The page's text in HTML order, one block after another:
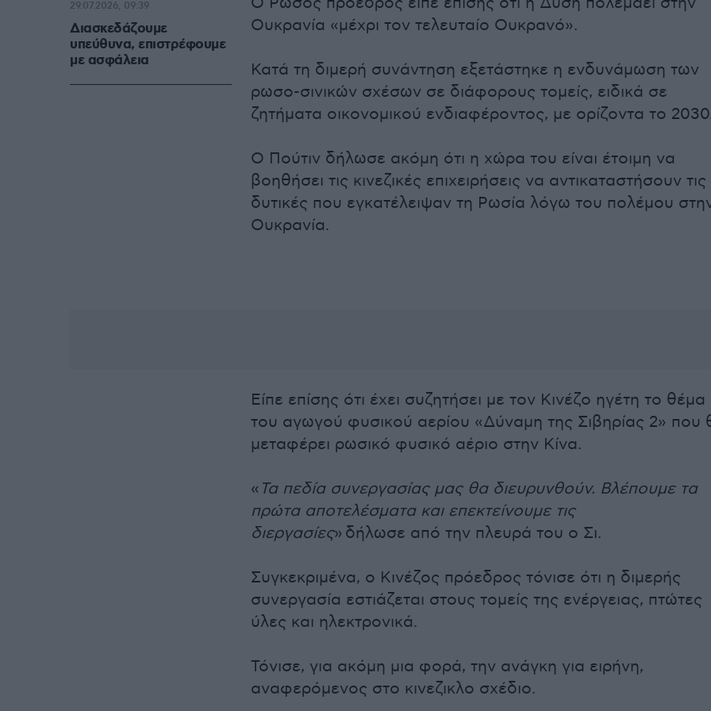
Ουκρανία «μέχρι τον τελευταίο Ουκρανό».
Κατά τη διμερή συνάντηση εξετάστηκε η ενδυνάμωση των
ρωσο-σινικών σχέσων σε διάφορους τομείς, ειδικά σε
ζητήματα οικονομικού ενδιαφέροντος, με ορίζοντα το
Ο Πούτιν δήλωσε ακόμη ότι η χώρα του είναι έτοιμη να
βοηθήσει τις κινεζικές επιχειρήσεις να αντικαταστήσουν τις
δυτικές που εγκατέλειψαν τη Ρωσία λόγω του πολέμου
Ουκρανία.
Είπε επίσης ότι έχει συζητήσει με τον Κινέζο ηγέτη το θέμα
του αγωγού φυσικού αερίου «Δύναμη της Σιβηρίας 2» που
μεταφέρει ρωσικό φυσικό αέριο στην Κίνα.
« Τα πεδία συνεργασίας μας θα διευρυνθούν. Βλέπουμε τα
πρώτα αποτελέσματα και επεκτείνουμε τις
διεργασίες» δήλωσε από την πλευρά του ο Σι.
Συγκεκριμένα, o Κινέζος πρόεδρος τόνισε ότι η διμερής
συνεργασία εστιάζεται στους τομείς της ενέργειας, πτώτες
ύλες και ηλεκτρονικά.
Τόνισε, για ακόμη μια φορά, την ανάγκη για ειρήνη,
αναφερόμενος στο κινεζικλο σχέδιο.
Διασκεδάζουμε
υπεύθυνα, επιστρέφουμε
με ασφάλεια
29.07.2026, 09:39